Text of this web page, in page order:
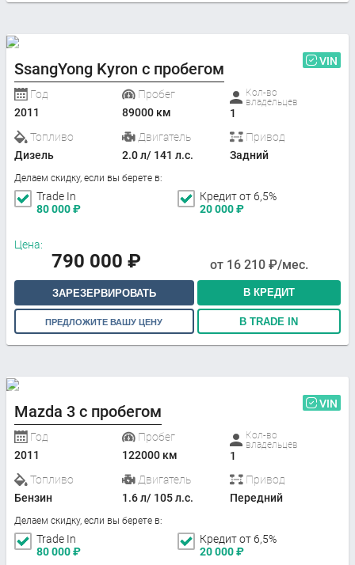
SsangYong Kyron с пробегом VIN
Год
2011
Пробег
89000 км
Кол-во
владельцев
1
Топливо
Дизель
Двигатель
2.0 л/ 141 л.с.
Привод
Задний
Делаем скидку, если вы берете в:
Trade In
80 000₽
Кредит от 6,5%
20 000₽
Цена:
790 000 ₽ от 16 210 ₽/мес.
ЗАРЕЗЕРВИРОВАТЬ В КРЕДИТ
ПРЕДЛОЖИТЕ ВАШУ ЦЕНУ В TRADE IN
Mazda 3 с пробегом VIN
Год
2011
Пробег
122000 км
Кол-во
владельцев
1
Топливо
Бензин
Двигатель
1.6 л/ 105 л.с.
Привод
Передний
Делаем скидку, если вы берете в:
Trade In
80 000₽
Кредит от 6,5%
20 000₽